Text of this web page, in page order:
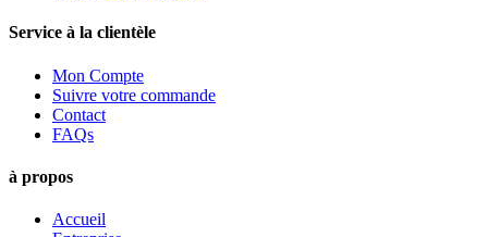
Service à la clientèle
Mon Compte
Suivre votre commande
Contact
FAQs
à propos
Accueil